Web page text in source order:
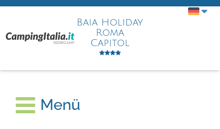
Baia Holiday
Roma
Capitol
Menü